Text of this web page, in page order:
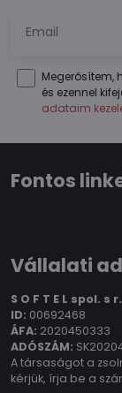
Megerősítem,
és ezennel
adataim
Fontos
Vállalati
S O F T E L spol. s
ID: 00692468
ÁFA: 2020450333
ADÓSZÁM:
A társaságot a
kérjük, írja be a